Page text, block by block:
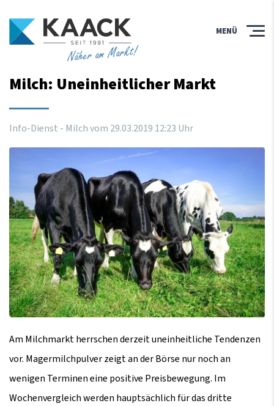
Näher am Markt!
MENÜ
Milch: Uneinheitlicher Markt
Info-Dienst - Milch vom 29.03.2019 12:23 Uhr
Am Milchmarkt herrschen derzeit uneinheitliche Tendenzen
vor. Magermilchpulver zeigt an der Börse nur noch an
wenigen Terminen eine positive Preisbewegung. Im
Wochenvergleich werden hauptsächlich für das dritte